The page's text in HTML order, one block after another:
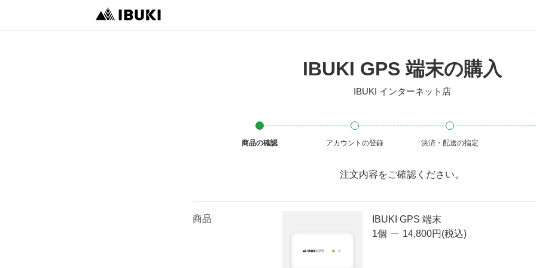
IBUKI GPS 端末の購入
IBUKI インターネット店
商品の確認 アカウントの登録 決済・配送の指定
注文内容をご確認ください。
商品
IBUKI GPS 端末
1個
14,800円(税込)